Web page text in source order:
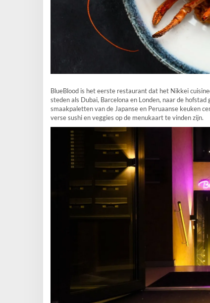
BlueBlood is het eerste restaurant dat het Nikkei
steden als Dubai, Barcelona en Londen, naar de
smaakpaletten van de Japanse en Peruaanse keuken
verse sushi en veggies op de menukaart te vinden zijn.